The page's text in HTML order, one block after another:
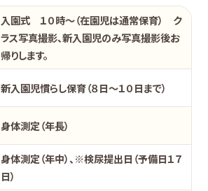
入園式 １０時～（在園児は通常保育） ク
ラス写真撮影、新入園児のみ写真撮影後お
帰りします。
新入園児慣らし保育（８日～１０日まで）
身体測定（年長）
身体測定（年中）、※検尿提出日（予備日１７
日）